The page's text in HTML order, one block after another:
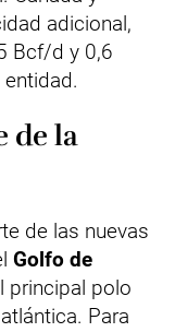
adicional,
Bcf/d y 0,6
de la
de las nuevas
Golfo de
principal polo
Para